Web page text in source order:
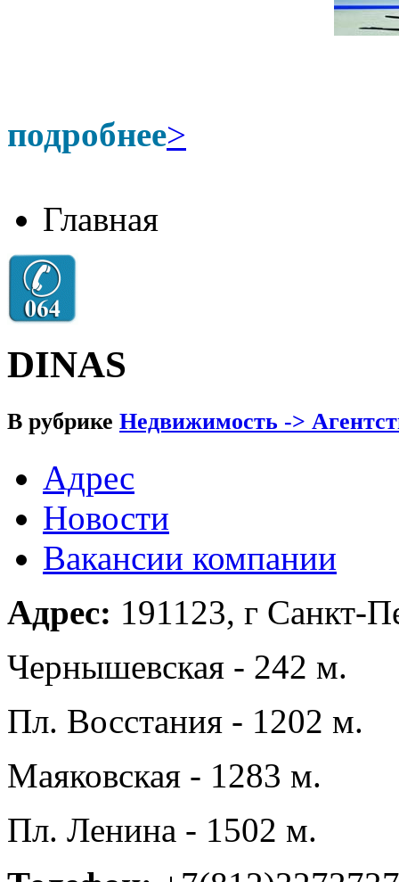
подробнее>
Главная
DINAS
В рубрике Недвижимость ->
Адрес
Новости
Вакансии компании
Адрес: 191123, г Санкт-
Чернышевская - 242 м.
Пл. Восстания - 1202 м.
Маяковская - 1283 м.
Пл. Ленина - 1502 м.